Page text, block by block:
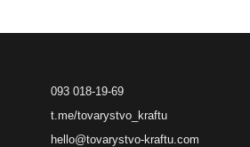
093 018-19-69
t.me/tovarystvo_kraftu
hello@tovarystvo-kraftu.com